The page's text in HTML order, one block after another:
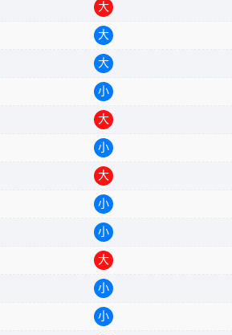
大
大
大
小
大
小
大
小
小
大
小
小